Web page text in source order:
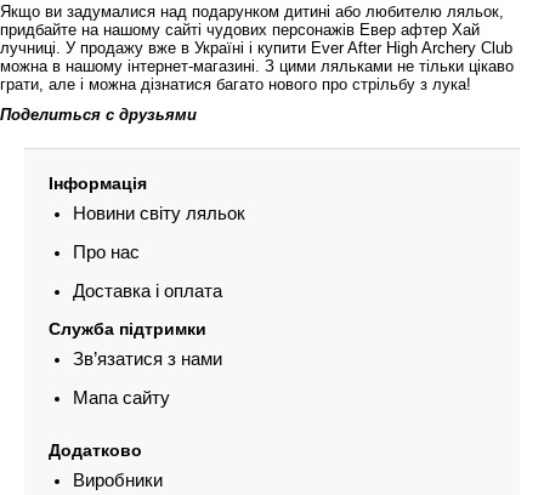
Якщо ви задумалися над подарунком дитині або любителю ляльок,
придбайте на нашому сайті чудових персонажів Евер афтер Хай
лучниці. У продажу вже в Україні і купити Ever After High Archery Club
можна в нашому інтернет-магазині. З цими ляльками не тільки цікаво
грати, але і можна дізнатися багато нового про стрільбу з лука!
Поделиться с друзьями
Інформація
Новини світу ляльок
Про нас
Доставка і оплата
Служба підтримки
Зв’язатися з нами
Мапа сайту
Додатково
Виробники